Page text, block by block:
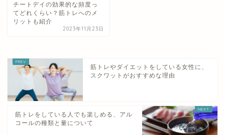
チートデイの効果的な頻度っ
てどれくらい？筋トレへのメ
リットも紹介
2023年11月23日
筋トレやダイエットをしている女性に、
スクワットがおすすめな理由
筋トレをしている人でも楽しめる、アル
コールの種類と量について